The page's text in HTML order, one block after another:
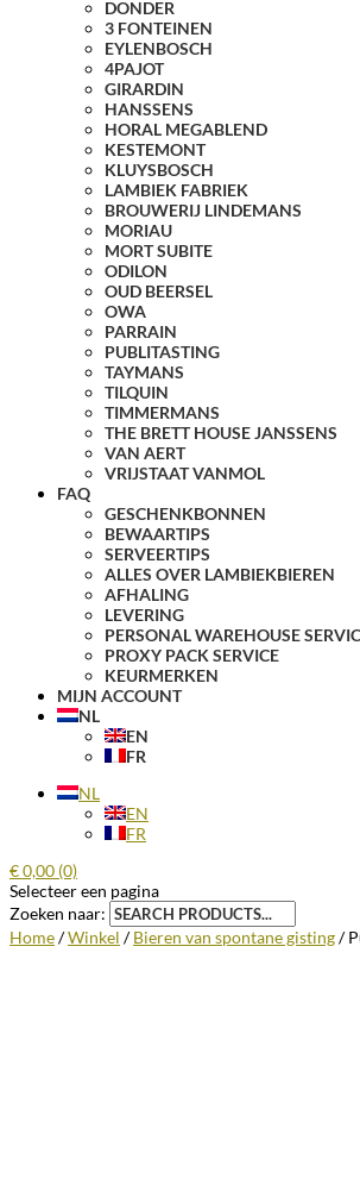
DONDER
3 FONTEINEN
EYLENBOSCH
4PAJOT
GIRARDIN
HANSSENS
HORAL MEGABLEND
KESTEMONT
KLUYSBOSCH
LAMBIEK FABRIEK
BROUWERIJ LINDEMANS
MORIAU
MORT SUBITE
ODILON
OUD BEERSEL
OWA
PARRAIN
PUBLITASTING
TAYMANS
TILQUIN
TIMMERMANS
THE BRETT HOUSE JANSSENS
VAN AERT
VRIJSTAAT VANMOL
FAQ
GESCHENKBONNEN
BEWAARTIPS
SERVEERTIPS
ALLES OVER LAMBIEKBIEREN
AFHALING
LEVERING
PERSONAL WAREHOUSE
PROXY PACK SERVICE
KEURMERKEN
MIJN ACCOUNT
NL
EN
FR
NL
EN
FR
€0,00 (0)
Selecteer een pagina
Zoeken naar:
Home/Winkel /Bieren van spontane gisting/